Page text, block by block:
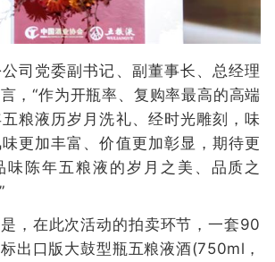
司党委副书记、副董事长、总经理
，“作为开瓶率、复购率最高的高端
粮液历岁月洗礼、经时光雕刻，味
更加丰富、价值更加彰显，期待更
味陈年五粮液的岁月之美、品质之
，在此次活动的拍卖环节，一套90
出口版大鼓型瓶五粮液酒(750ml，